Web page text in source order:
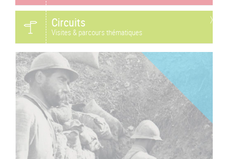
Circuits
Visites & parcours thématiques